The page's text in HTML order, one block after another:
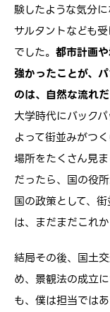
験したような気分
サルタントなども
でした。 都市計画
強かったことが、
のは、自然な流れ
大学時代にバック
よって街並みがつ
場所をたくさん見
だったら、国の役
国の政策として、
は、まだまだこれ
結局その後、国土
め、景観法の成立
も、僕は担当では